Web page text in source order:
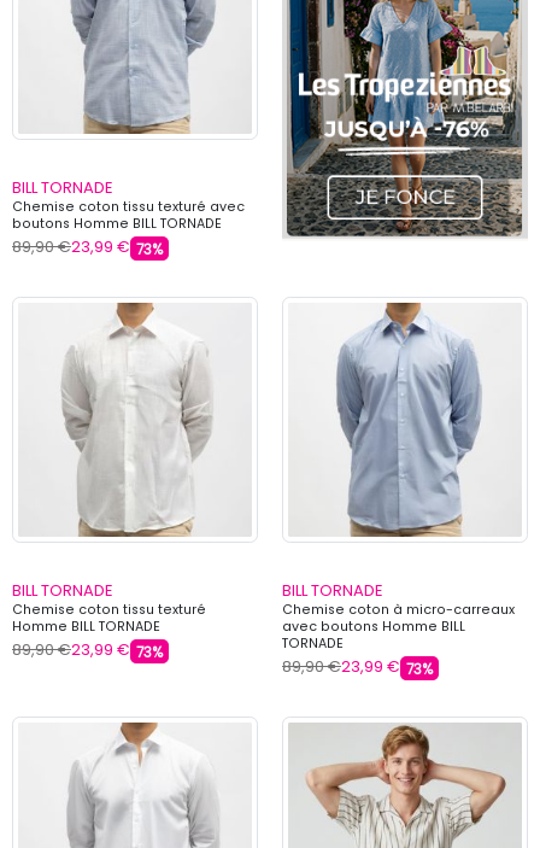
BILL TORNADE
Chemise coton tissu texturé avec
boutons Homme BILL TORNADE
89,90 €23,99 € 73%
BILL TORNADE
Chemise coton tissu texturé
Homme BILL TORNADE
89,90 €23,99 € 73%
BILL TORNADE
Chemise coton à micro-carreaux
avec boutons Homme BILL
TORNADE
89,90 €23,99 € 73%